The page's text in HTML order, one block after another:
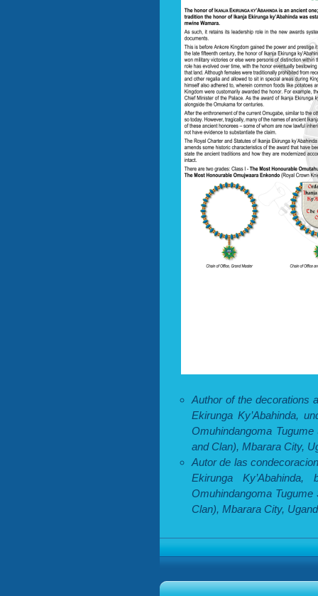
Author of the decorations
Ekirunga Ky’Abahinda,
Omuhindangoma
and Clan), Mbarara City,
Autor de las
Ekirunga
Omuhindangoma
Clan), Mbarara City,